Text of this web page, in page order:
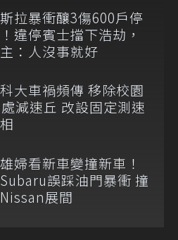
拉暴衝釀3傷600戶停
違停賓士擋下浩劫，
：人沒事就好
大車禍頻傳 移除校園
減速丘 改設固定測速
婦看新車變撞新車！
誤踩油門暴衝 撞
展間